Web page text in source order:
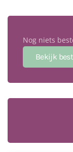
Nog niets